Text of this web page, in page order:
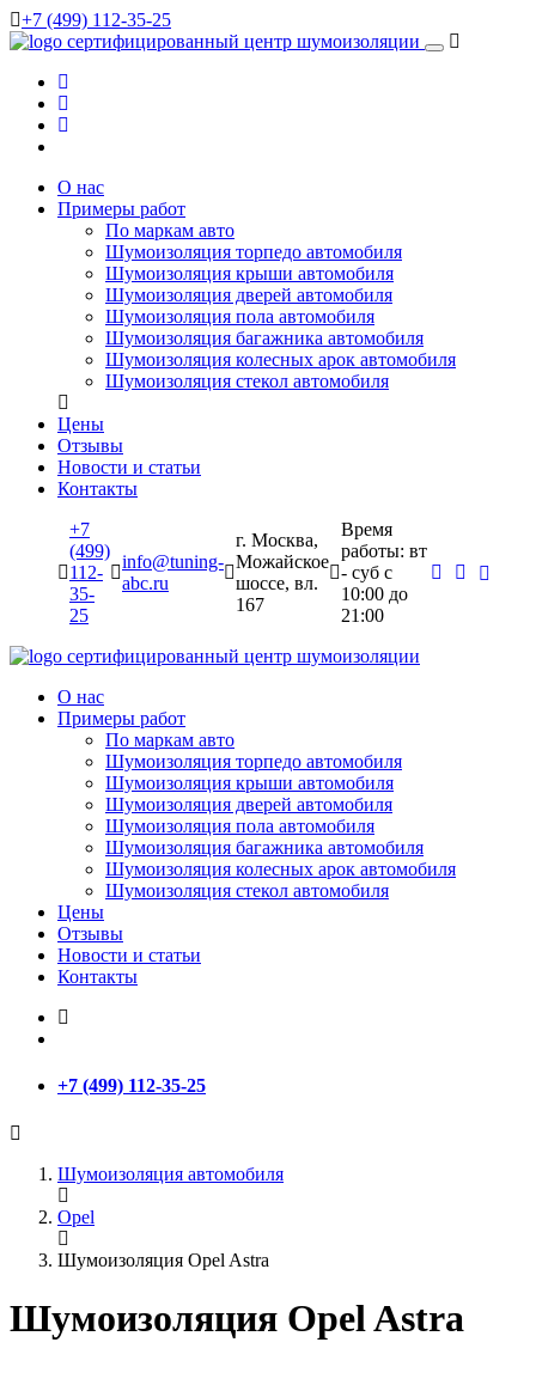
+7 (499) 112-35-25
сертифицированный центр шумоизоляции
О нас
Примеры работ
По маркам авто
Шумоизоляция торпедо автомобиля
Шумоизоляция крыши автомобиля
Шумоизоляция дверей автомобиля
Шумоизоляция пола автомобиля
Шумоизоляция багажника автомобиля
Шумоизоляция колесных арок автомобиля
Шумоизоляция стекол автомобиля
Цены
Отзывы
Новости и статьи
Контакты
+7
(499)
112-
35-
25
info@tuning-
abc.ru
г. Москва,
Можайское
шоссе, вл.
167
Время
работы: вт
- суб c
10:00 до
21:00
сертифицированный центр шумоизоляции
О нас
Примеры работ
По маркам авто
Шумоизоляция торпедо автомобиля
Шумоизоляция крыши автомобиля
Шумоизоляция дверей автомобиля
Шумоизоляция пола автомобиля
Шумоизоляция багажника автомобиля
Шумоизоляция колесных арок автомобиля
Шумоизоляция стекол автомобиля
Цены
Отзывы
Новости и статьи
Контакты
+7 (499) 112-35-25
Шумоизоляция автомобиля
Opel
Шумоизоляция Opel Astra
Шумоизоляция Opel Astra